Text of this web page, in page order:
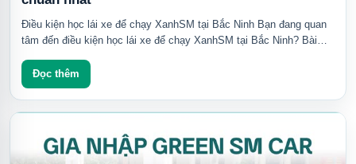
Điều kiện học lái xe để chạy XanhSM tại Bắc Ninh Bạn đang quan
tâm đến điều kiện học lái xe để chạy XanhSM tại Bắc Ninh? Bài
Đọc thêm